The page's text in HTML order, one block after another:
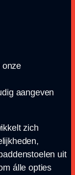
onze
aangeven
zich
uit
álle opties